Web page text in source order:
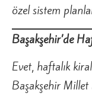
özel sistem
Başakşehir’de
Evet, haftalık
Başakşehir